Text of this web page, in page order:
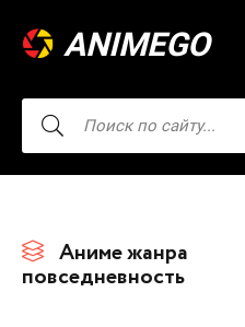
ANIMEGO
Аниме жанра
повседневность